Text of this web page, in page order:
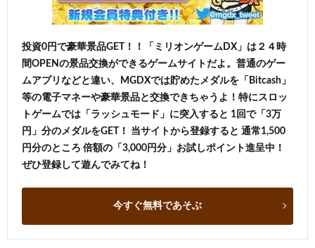
投資0円で豪華景品GET！！「ミリオンゲームDX」は２４時
間OPENの景品交換ができるゲームサイトだよ。普通のゲー
ムアプリなどと違い、MGDXでは貯めたメダルを「Bitcash」
等の電子マネーや豪華景品と交換できちゃうよ！特にスロッ
トゲームでは「ラッシュモード」に突入すると 1回で「3万
円」分のメダルをGET！ 当サイトから登録すると 通常1,500
円分のところ 倍額の「3,000円分」お試しポイント進呈中！
ぜひ登録して遊んでみてね！
今すぐ無料であそぶ